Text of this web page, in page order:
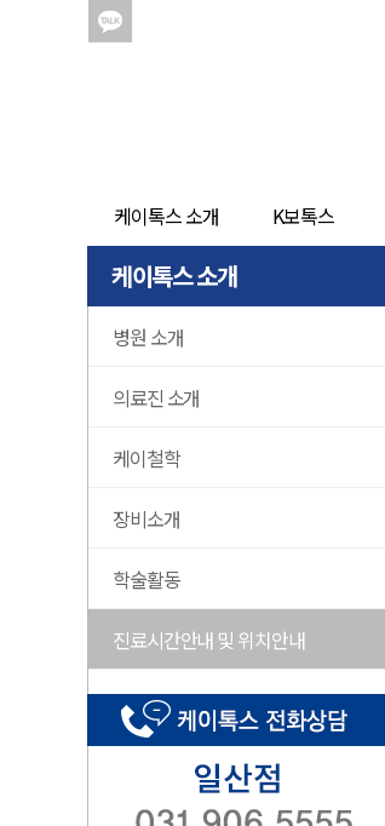
케이톡스 소개 K보톡스
케이톡스 소개
병원 소개
의료진 소개
케이철학
장비소개
학술활동
진료시간안내 및 위치안내